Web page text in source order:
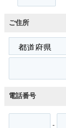
ご住所
電話番号
-